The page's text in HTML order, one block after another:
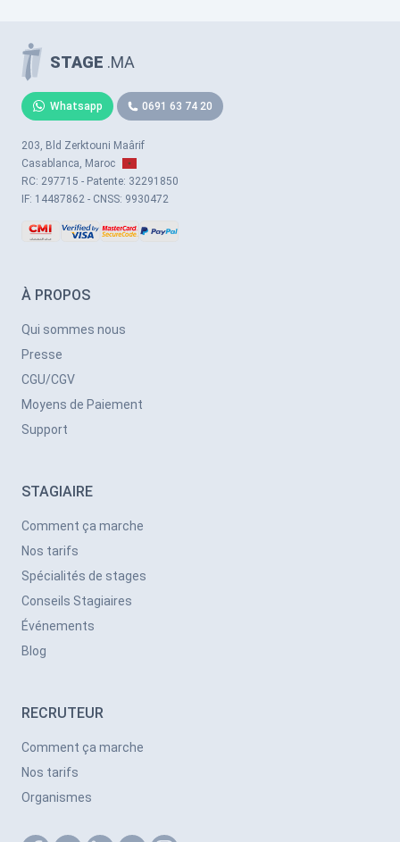
À PROPOS
Qui sommes nous
Presse
CGU/CGV
Moyens de Paiement
Support
STAGIAIRE
Comment ça marche
Nos tarifs
Spécialités de stages
Conseils Stagiaires
Événements
Blog
RECRUTEUR
Comment ça marche
Nos tarifs
Organismes
STAGE .MA
Whatsapp 0691 63 74 20
203, Bld Zerktouni Maârif
Casablanca, Maroc
RC: 297715 - Patente: 32291850
IF: 14487862 - CNSS: 9930472